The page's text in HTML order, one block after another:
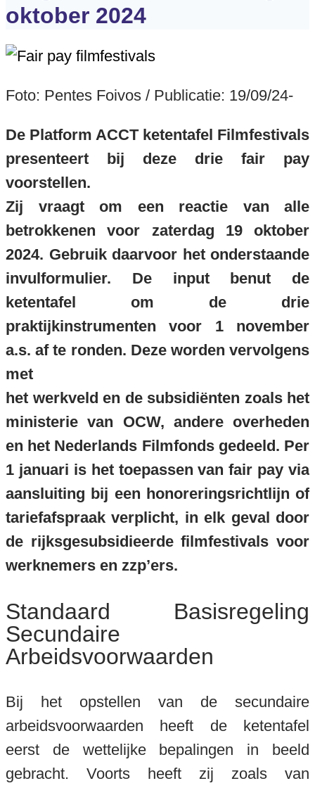
oktober 2024
Foto: Pentes Foivos / Publicatie: 19/09/24-
De Platform ACCT ketentafel Filmfestivals
presenteert bij deze drie fair pay
voorstellen.
Zij vraagt om een reactie van alle
betrokkenen voor zaterdag 19 oktober
2024. Gebruik daarvoor het onderstaande
invulformulier. De input benut de
ketentafel om de drie
praktijkinstrumenten voor 1 november
a.s. af te ronden. Deze worden vervolgens
met
het werkveld en de subsidiënten zoals het
ministerie van OCW, andere overheden
en het Nederlands Filmfonds gedeeld. Per
1 januari is het toepassen van fair pay via
aansluiting bij een honoreringsrichtlijn of
tariefafspraak verplicht, in elk geval door
de rijksgesubsidieerde filmfestivals voor
werknemers en zzp’ers.
Standaard Basisregeling
Secundaire
Arbeidsvoorwaarden
Bij het opstellen van de secundaire
arbeidsvoorwaarden heeft de ketentafel
eerst de wettelijke bepalingen in beeld
gebracht. Voorts heeft zij zoals van